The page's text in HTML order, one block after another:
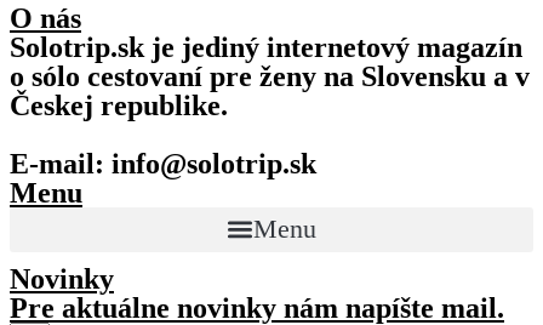
O nás
Solotrip.sk je jediný internetový magazín
o sólo cestovaní pre ženy na Slovensku a v
Českej republike.
E-mail: info@solotrip.sk
Menu
Menu
Novinky
Pre aktuálne novinky nám napíšte mail.